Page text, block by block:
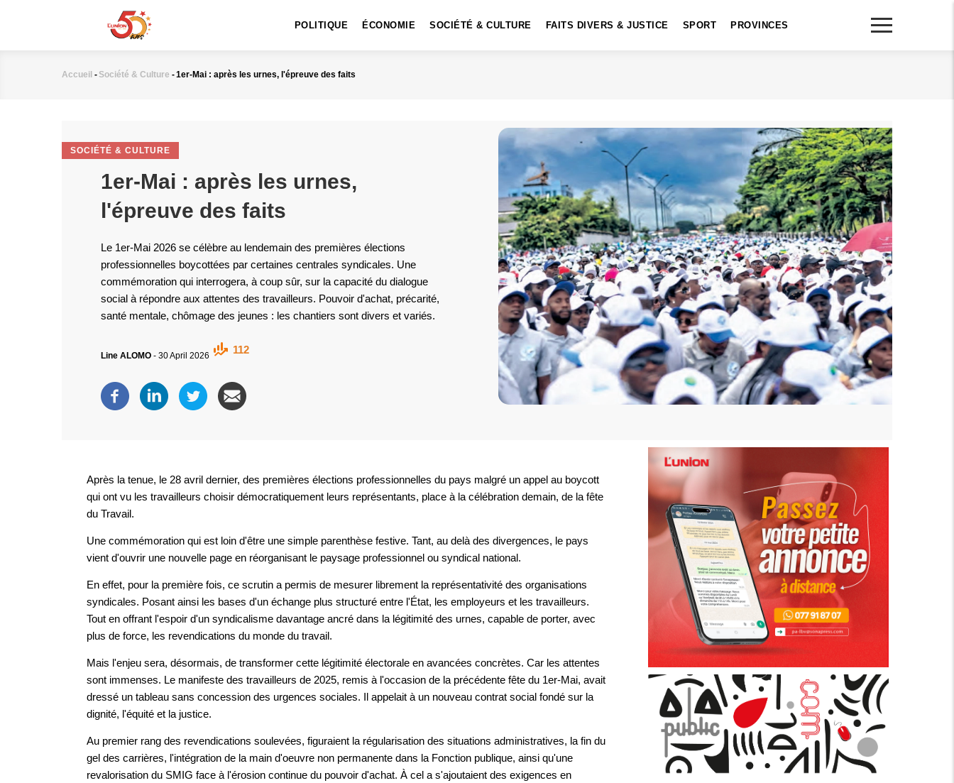
POLITIQUE ÉCONOMIE SOCIÉTÉ & CULTURE FAITS DIVERS & JUSTICE SPORT PROVINCES
Fil
Accueil - Société & Culture -1er-Mai : après les urnes, l'épreuve des faits
SOCIÉTÉ & CULTURE
1er-Mai : après les urnes,
l'épreuve des faits
Le 1er-Mai 2026 se célèbre au lendemain des premières élections
professionnelles boycottées par certaines centrales syndicales. Une
commémoration qui interrogera, à coup sûr, sur la capacité du dialogue
social à répondre aux attentes des travailleurs. Pouvoir d'achat, précarité,
santé mentale, chômage des jeunes : les chantiers sont divers et variés.
Line ALOMO - 30 April 2026
112
Après la tenue, le 28 avril dernier, des premières élections professionnelles du pays malgré un appel au boycott
qui ont vu les travailleurs choisir démocratiquement leurs représentants, place à la célébration demain, de la fête
du Travail.
Une commémoration qui est loin d'être une simple parenthèse festive. Tant, au delà des divergences, le pays
vient d'ouvrir une nouvelle page en réorganisant le paysage professionnel ou syndical national.
En effet, pour la première fois, ce scrutin a permis de mesurer librement la représentativité des organisations
syndicales. Posant ainsi les bases d'un échange plus structuré entre l'État, les employeurs et les travailleurs.
Tout en offrant l'espoir d'un syndicalisme davantage ancré dans la légitimité des urnes, capable de porter, avec
plus de force, les revendications du monde du travail.
Mais l'enjeu sera, désormais, de transformer cette légitimité électorale en avancées concrètes. Car les attentes
sont immenses. Le manifeste des travailleurs de 2025, remis à l'occasion de la précédente fête du 1er-Mai, avait
dressé un tableau sans concession des urgences sociales. Il appelait à un nouveau contrat social fondé sur la
dignité, l'équité et la justice.
Au premier rang des revendications soulevées, figuraient la régularisation des situations administratives, la fin du
gel des carrières, l'intégration de la main d'oeuvre non permanente dans la Fonction publique, ainsi qu'une
revalorisation du SMIG face à l'érosion continue du pouvoir d'achat. À cel a s'ajoutaient des exigences en